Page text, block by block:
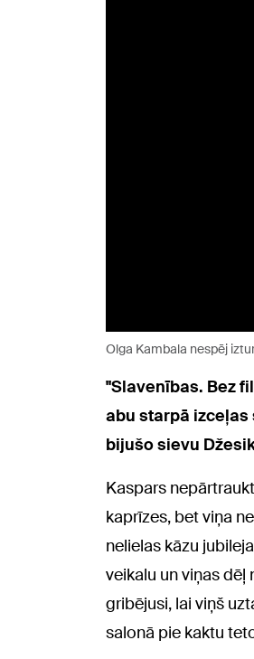
Olga Kambala nespēj
"Slavenības. Bez
abu starpā
bijušo sievu
Kaspars
kaprīzes, bet viņa
nelielas kāzu
veikalu un viņas
gribējusi, lai viņš
salonā pie kaktu